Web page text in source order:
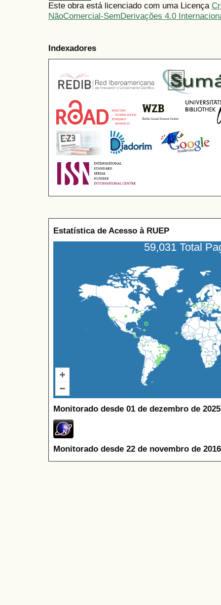
Este obra está licenciado com uma Licença
NãoComercial-SemDerivações 4.0
Indexadores
Estatística de Acesso à RUEP
59,031 Total
Monitorado desde 01 de dezembro de
Monitorado desde 22 de novembro de